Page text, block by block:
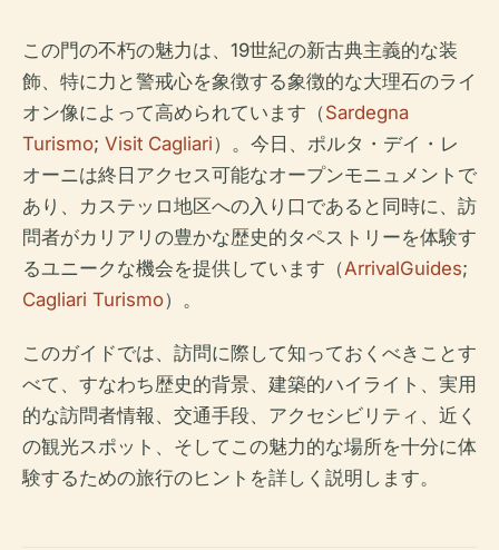
この門の不朽の魅力は、19世紀の新古典主義的な装
飾、特に力と警戒心を象徴する象徴的な大理石のライ
オン像によって高められています（Sardegna
Turismo; Visit Cagliari）。今日、ポルタ・デイ・レ
オーニは終日アクセス可能なオープンモニュメントで
あり、カステッロ地区への入り口であると同時に、訪
問者がカリアリの豊かな歴史的タペストリーを体験す
るユニークな機会を提供しています（ArrivalGuides;
Cagliari Turismo）。
このガイドでは、訪問に際して知っておくべきことす
べて、すなわち歴史的背景、建築的ハイライト、実用
的な訪問者情報、交通手段、アクセシビリティ、近く
の観光スポット、そしてこの魅力的な場所を十分に体
験するための旅行のヒントを詳しく説明します。